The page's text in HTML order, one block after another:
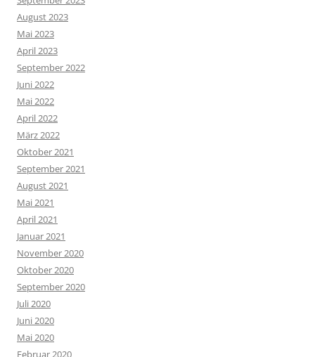
August 2023
Mai 2023
April 2023
September 2022
Juni 2022
Mai 2022
April 2022
März 2022
Oktober 2021
September 2021
August 2021
Mai 2021
April 2021
Januar 2021
November 2020
Oktober 2020
September 2020
Juli 2020
Juni 2020
Mai 2020
Februar 2020